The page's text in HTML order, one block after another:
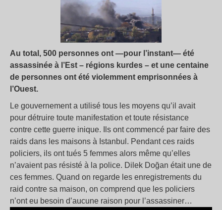
Au total, 500 personnes ont —pour l’instant— été
assassinée à l’Est – régions kurdes – et une centaine
de personnes ont été violemment emprisonnées à
l’Ouest.
Le gouvernement a utilisé tous les moyens qu’il avait
pour détruire toute manifestation et toute résistance
contre cette guerre inique. Ils ont commencé par faire des
raids dans les maisons à Istanbul. Pendant ces raids
policiers, ils ont tués 5 femmes alors même qu’elles
n’avaient pas résisté à la police. Dilek Doğan était une de
ces femmes. Quand on regarde les enregistrements du
raid contre sa maison, on comprend que les policiers
n’ont eu besoin d’aucune raison pour l’assassiner…